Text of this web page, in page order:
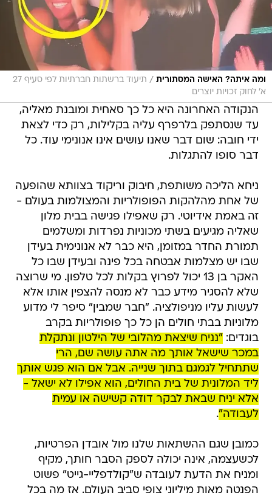
ומה איתה? האישה המסתורית /
תיעוד ברשתות חברתיות לפי סעיף 27
א' לחוק זכויות יוצרים
הנקודה האחרונה היא כל כך סאחית ומובנת מאליה,
עד שנסתפק בלרפרף עליה בקלילות, רק כדי לצאת
ידי חובה: שום דבר שאנו עושים אינו אנונימי עוד. כל
דבר סופו להתגלות.
ניחא הליכה משותפת, חיבוק וריקוד בצוותא שהופעה
של אחת מהלהקות הפופולריות והמצולמות בעולם -
זה באמת אידיוטי. רק שאפילו פגישה בבית מלון
שאליה מגיעים בשתי מכוניות נפרדות ומשלמים
תמורת החדר במזומן, היא כבר לא אנונימית בעידן
שבו יש מצלמות אבטחה בכל פינה ובעידן שבו כל
האקר בן 13 יכול לפרוץ בקלות לכל טלפון. מי שרוצה
שלא להסגיר מידע כבר לא מנסה להצפין אותו אלא
לעשות עליו מניפולציה. "חבר שמבין" סיפר לי מדוע
מלוניות בבתי חולים הן כל כך פופולריות בקרב
בוגדים: "נניח שיצאת מהלובי של הילטון ונתקלת
במכר שישאל אותך מה אתה עושה שם, הרי
שתתחיל לגמגם בתוך שנייה. אבל אם הוא פגש אותך
ליד המלונית של בית החולים, הוא אפילו לא ישאל -
אלא יניח שבאת לבקר דודה קשישה או עמית
לעבודה".
כמובן שגם ההשתאות שלנו מול אובדן הפרטיות,
לכשעצמה, אינה יכולה לספק הסבר חותך, מקיף
ומניח את הדעת לעובדה ש"קולדפליי-גייט" פשוט
הפנטה מאות מיליוני צופי סביב העולם. אז מה בכל